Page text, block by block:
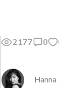
2177 0